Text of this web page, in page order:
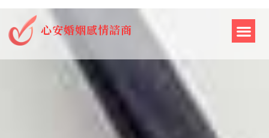
心安婚姻感情諮商